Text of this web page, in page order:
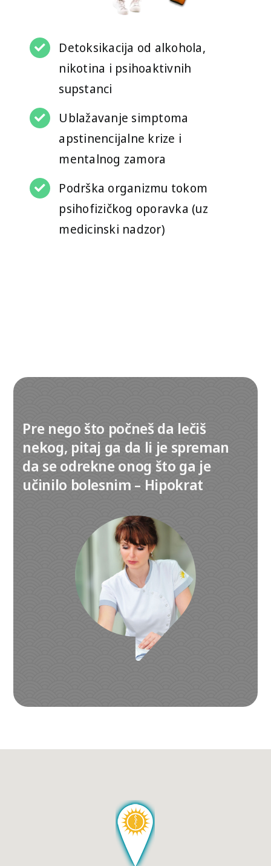
Detoksikacija od alkohola,
nikotina i psihoaktivnih
supstanci
Ublažavanje simptoma
apstinencijalne krize i
mentalnog zamora
Podrška organizmu tokom
psihofizičkog oporavka (uz
medicinski nadzor)
Pre nego što počneš da lečiš
nekog, pitaj ga da li je spreman
da se odrekne onog što ga je
učinilo bolesnim – Hipokrat
Izaberite kontakt telefon:
011 77 024 77